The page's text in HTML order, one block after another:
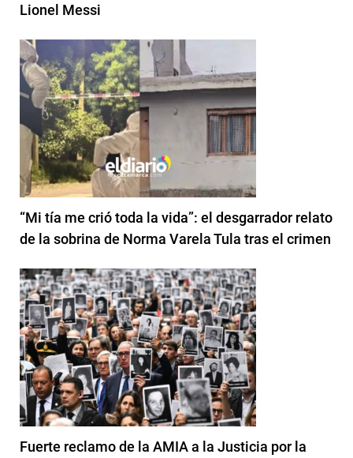
Lionel Messi
“Mi tía me crió toda la vida”: el desgarrador relato
de la sobrina de Norma Varela Tula tras el crimen
Fuerte reclamo de la AMIA a la Justicia por la